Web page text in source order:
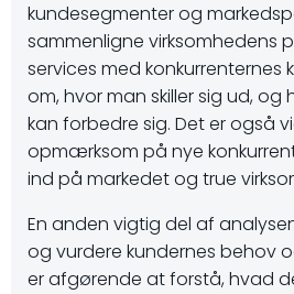
kundesegmenter og
sammenligne virksomhedens
services med konkurrenternes
om, hvor man skiller sig ud,
kan forbedre sig. Det er også
opmærksom på nye
ind på markedet og true
En anden vigtig del af
og vurdere kundernes behov
er afgørende at forstå, hvad